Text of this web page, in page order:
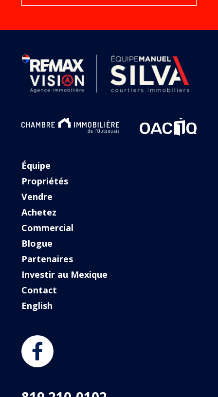
Équipe
Propriétés
Vendre
Achetez
Commercial
Blogue
Partenaires
Investir au Mexique
Contact
English